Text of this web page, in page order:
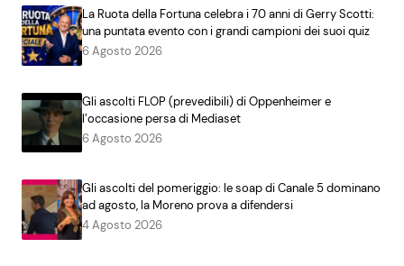
La Ruota della Fortuna celebra i 70 anni di Gerry Scotti:
una puntata evento con i grandi campioni dei suoi quiz
6 Agosto 2026
Gli ascolti FLOP (prevedibili) di Oppenheimer e
l’occasione persa di Mediaset
6 Agosto 2026
Gli ascolti del pomeriggio: le soap di Canale 5 dominano
ad agosto, la Moreno prova a difendersi
4 Agosto 2026